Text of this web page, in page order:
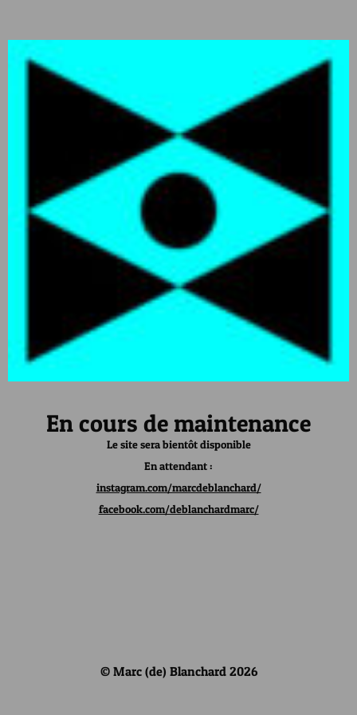
En cours de maintenance
Le site sera bientôt disponible
En attendant :
instagram.com/marcdeblanchard/
facebook.com/deblanchardmarc/
© Marc (de) Blanchard 2026